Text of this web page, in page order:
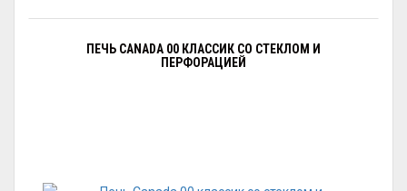
ПЕЧЬ CANADA 00 КЛАССИК СО СТЕКЛОМ И
ПЕРФОРАЦИЕЙ